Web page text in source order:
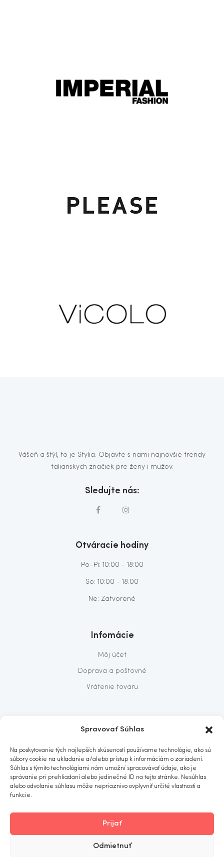
Spravovať Súhlas
Na poskytovanie tých najlepších skúseností používame technológie, ako sú
súbory cookie na ukladanie a/alebo prístup k informáciám o zariadení.
Súhlas s týmito technológiami nám umožní spracovávať údaje, ako je
správanie pri prehliadaní alebo jedinečné ID na tejto stránke. Nesúhlas
alebo odvolanie súhlasu môže nepriaznivo ovplyvniť určité vlastnosti a
funkcie.
Prijať
Odmietnuť
Vášeň a štýl, to je Stylia. Objavte s nami najnovšie trendy
talianskych značiek pre ženy i mužov.
Sledujte nás:
Otváracie hodiny
Po–Pi: 10:00 - 18:00
So: 10:00 - 18.00
Ne: Zatvorené
Infomácie
Môj účet
Doprava a poštovné
Vrátenie tovaru
Predajňa
Kontakt
ITOMNIA . All rights reserved.